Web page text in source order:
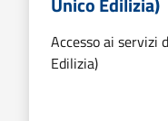
Accesso ai servizi
Edilizia)